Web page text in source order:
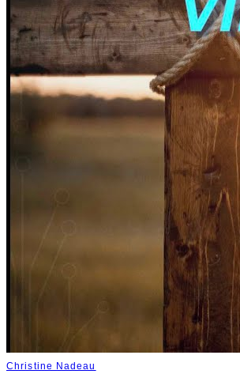
Christine Nadeau